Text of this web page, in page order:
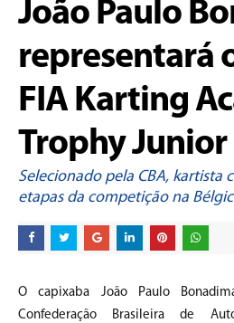
João Paulo
representará
FIA Karting
Trophy Junior
Selecionado pela CBA, kartista
etapas da competição na
O capixaba João Paulo
Confederação Brasileira de